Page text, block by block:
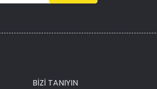
BIZI TANIYIN